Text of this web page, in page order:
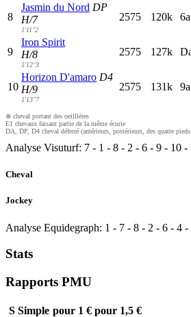
8
Jasmin du Nord DP
H/7
1'11"2
2575 120k 6a
9
Iron Spirit
H/8
1'12"3
2575 127k D
10
Horizon D'amaro D4
H/9
1'13"7
2575 131k 9a
⊗ cheval portant des oeilllères
E1 chevaux faisant partie de la même écurie
DA, DP, D4 cheval déferré (antérieurs, postérieurs, des quatre
Analyse Visuturf: 7 - 1 - 8 - 2 - 6 - 9 - 10 -
Cheval
Jockey
Analyse Equidegraph: 1 - 7 - 8 - 2 - 6 - 4 -
Stats
Rapports PMU
SSimple pour 1 € pour 1,5 €